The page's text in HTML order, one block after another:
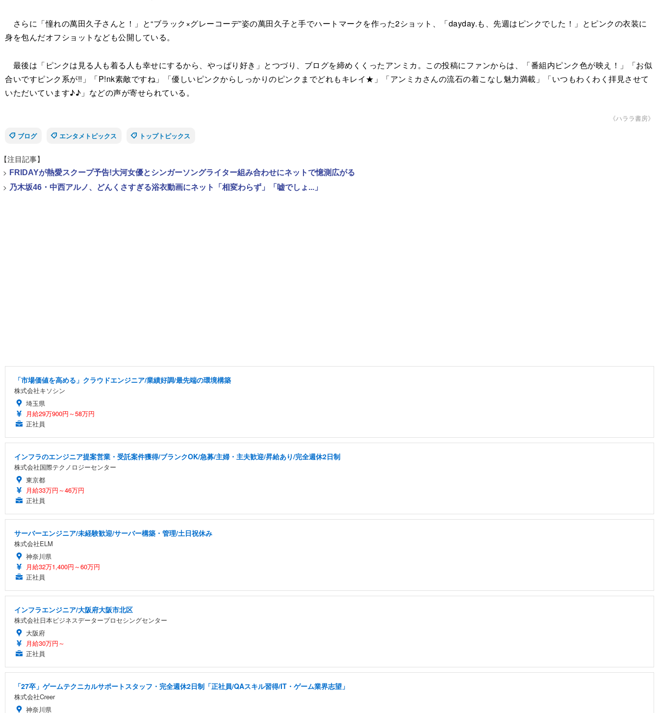
さらに「憧れの萬田久子さんと！」と“ブラック×グレーコーデ”姿の萬田久子と手でハートマークを作った2ショット、「dayday.も、先週はピンクでした！」とピンクの衣装に
身を包んだオフショットなども公開している。
最後は「ピンクは見る人も着る人も幸せにするから、やっぱり好き」とつづり、ブログを締めくくったアンミカ。この投稿にファンからは、「番組内ピンク色が映え！」「お似
合いですピンク系が!!」「P!nk素敵ですね」「優しいピンクからしっかりのピンクまでどれもキレイ★」「アンミカさんの流石の着こなし魅力満載」「いつもわくわく拝見させて
いただいています♪♪」などの声が寄せられている。
《ハララ書房》
ブログ
エンタメトピックス トップトピックス
【注目記事】
> FRIDAYが熱愛スクープ予告!大河女優とシンガーソングライター組み合わせにネットで憶測広がる
> 乃木坂46・中西アルノ、どんくさすぎる浴衣動画にネット「相変わらず」「嘘でしょ...」
「市場価値を高める」クラウドエンジニア/業績好調/最先端の環境構築
株式会社キソシン
埼玉県
月給29万900円～58万円
正社員
インフラのエンジニア提案営業・受託案件獲得/ブランクOK/急募/主婦・主夫歓迎/昇給あり/完全週休2日制
株式会社国際テクノロジーセンター
東京都
月給33万円～46万円
正社員
サーバーエンジニア/未経験歓迎/サーバー構築・管理/土日祝休み
株式会社ELM
神奈川県
月給32万1,400円～60万円
正社員
インフラエンジニア/大阪府大阪市北区
株式会社日本ビジネスデータープロセシングセンター
大阪府
月給30万円～
正社員
「27卒」ゲームテクニカルサポートスタッフ・完全週休2日制「正社員/QAスキル習得/IT・ゲーム業界志望」
株式会社Creer
神奈川県